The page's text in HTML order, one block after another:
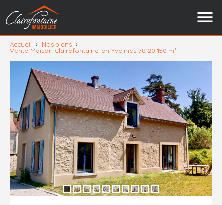
Accueil › Nos biens ›
Vente Maison Clairefontaine-en-Yvelines 78120 150 m²